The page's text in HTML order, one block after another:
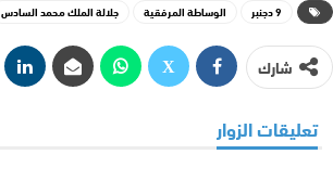
9 دجنبر الوساطة المرفقية جلالة الملك محمد السادس
شارك
تعليقات الزوار